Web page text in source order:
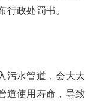
行政处罚书。
污水管道，会大大
道使用寿命，导致